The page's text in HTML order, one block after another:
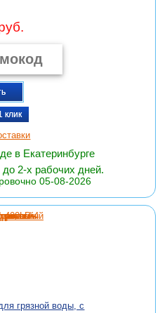
клик
в Екатеринбурге
2-х рабочих дней.
05-08-2026
грязной воды, с